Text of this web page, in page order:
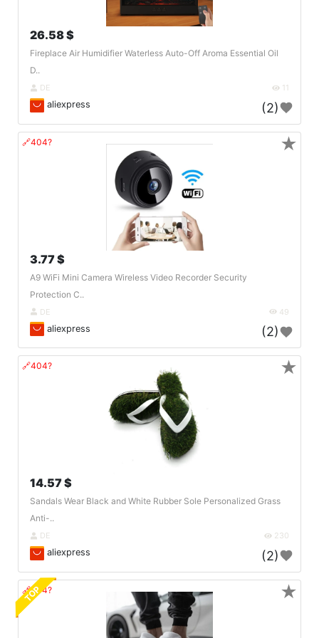
26.58 $
Fireplace Air Humidifier Waterless Auto-Off Aroma Essential Oil
D..
DE 11
aliexpress (2)
🔗404?
3.77 $
A9 WiFi Mini Camera Wireless Video Recorder Security
Protection C..
DE 49
aliexpress (2)
★
🔗404?
14.57 $
Sandals Wear Black and White Rubber Sole Personalized Grass
Anti-..
DE 230
aliexpress (2)
★
🔗404?
TOP ★